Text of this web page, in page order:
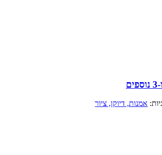
אמנות, דיוקן, ציור